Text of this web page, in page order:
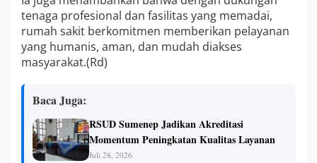
tenaga profesional dan fasilitas yang memadai,
rumah sakit berkomitmen memberikan pelayanan
yang humanis, aman, dan mudah diakses
masyarakat.(Rd)
Baca Juga:
RSUD Sumenep Jadikan Akreditasi
Momentum Peningkatan Kualitas Layanan
Juli 28, 2026